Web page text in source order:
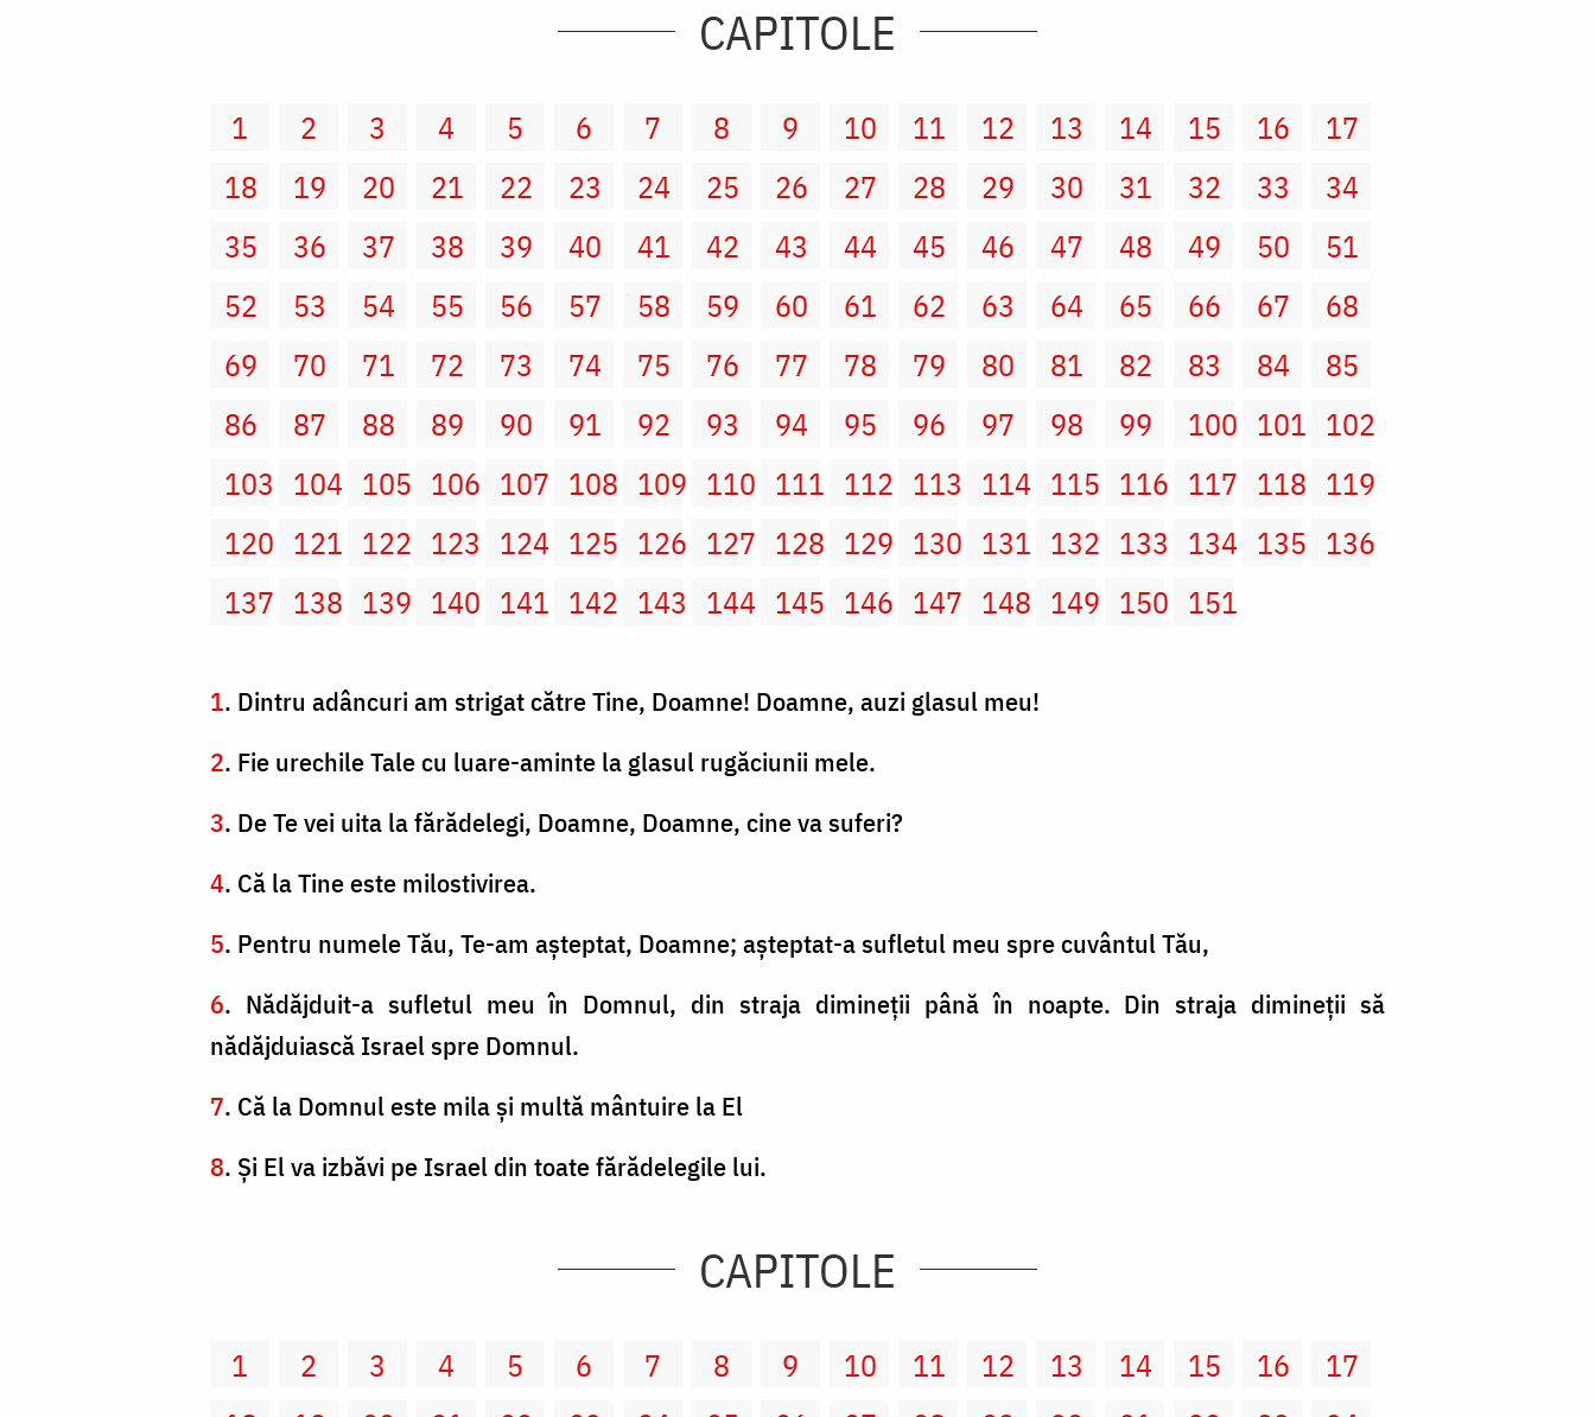
CAPITOLE
1 2 3 4 5 6 7 8 9 10 11 12 13 14 15 16
17
18
19 20 21 22 23 24 25 26 27 28 29 30 31 32 33
34
35
36 37 38 39 40 41 42 43 44 45 46 47 48 49 50
51
52
53 54 55 56 57 58 59 60 61 62 63 64 65 66 67
68
69
70 71 72 73 74 75 76 77 78 79 80 81 82 83 84
85
86
87 88 89 90 91 92 93 94 95 96 97 98 99 100 101 102
103 104 105 106 107 108 109 110 111 112 113 114 115 116 117 118 119
120 121 122 123 124 125 126 127 128 129 130 131 132 133 134 135 136
137 138 139 140 141 142 143 144 145 146 147 148 149 150 151
1. Dintru adâncuri am strigat către Tine, Doamne! Doamne, auzi glasul meu!
2. Fie urechile Tale cu luare-aminte la glasul rugăciunii mele.
3. De Te vei uita la fărădelegi, Doamne, Doamne, cine va suferi?
4. Că la Tine este milostivirea.
5. Pentru numele Tău, Te-am aşteptat, Doamne; aşteptat-a sufletul meu spre cuvântul Tău,
6. Nădăjduit-a sufletul meu în Domnul, din straja dimineţii până în noapte. Din straja dimineţii să
nădăjduiască Israel spre Domnul.
7. Că la Domnul este mila şi multă mântuire la El
8. Şi El va izbăvi pe Israel din toate fărădelegile lui.
CAPITOLE
1 2 3 4 5 6 7 8 9 10 11 12 13 14 15 16
17